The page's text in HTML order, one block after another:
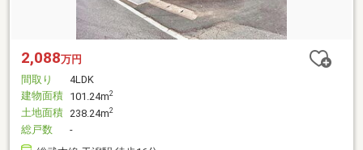
2,088万円
間取り
4LDK
建物面積 101.24m2
土地面積 238.24m2
総戸数
-